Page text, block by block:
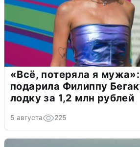
«Всё, потеряла я
подарила Филиппу
лодку за 1,2 млн рублей
5 августа 225